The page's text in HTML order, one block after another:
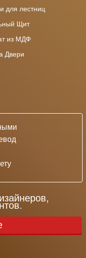
для лестниц
Щит
из МДФ
Двери